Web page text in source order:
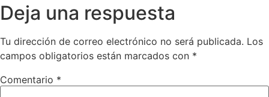
Deja una respuesta
Tu dirección de correo electrónico no será publicada. Los
campos obligatorios están marcados con *
Comentario *